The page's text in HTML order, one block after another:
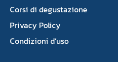
Corsi di degustazione
Privacy Policy
Condizioni d’uso